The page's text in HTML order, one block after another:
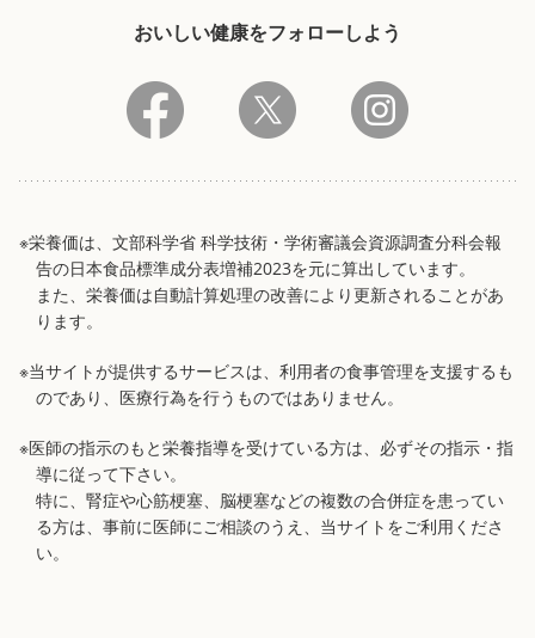
おいしい健康をフォローしよう
※栄養価は、文部科学省 科学技術・学術審議会資源調査分科会報
告の日本食品標準成分表増補2023を元に算出しています。
また、栄養価は自動計算処理の改善により更新されることがあ
ります。
※当サイトが提供するサービスは、利用者の食事管理を支援するも
のであり、医療行為を行うものではありません。
※医師の指示のもと栄養指導を受けている方は、必ずその指示・指
導に従って下さい。
特に、腎症や心筋梗塞、脳梗塞などの複数の合併症を患ってい
る方は、事前に医師にご相談のうえ、当サイトをご利用くださ
い。